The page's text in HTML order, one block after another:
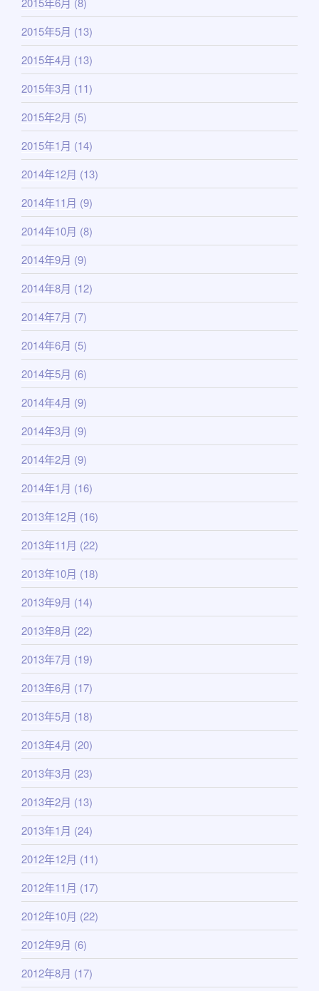
2015年5月 (13)
2015年4月 (13)
2015年3月 (11)
2015年2月 (5)
2015年1月 (14)
2014年12月 (13)
2014年11月 (9)
2014年10月 (8)
2014年9月 (9)
2014年8月 (12)
2014年7月 (7)
2014年6月 (5)
2014年5月 (6)
2014年4月 (9)
2014年3月 (9)
2014年2月 (9)
2014年1月 (16)
2013年12月 (16)
2013年11月 (22)
2013年10月 (18)
2013年9月 (14)
2013年8月 (22)
2013年7月 (19)
2013年6月 (17)
2013年5月 (18)
2013年4月 (20)
2013年3月 (23)
2013年2月 (13)
2013年1月 (24)
2012年12月 (11)
2012年11月 (17)
2012年10月 (22)
2012年9月 (6)
2012年8月 (17)